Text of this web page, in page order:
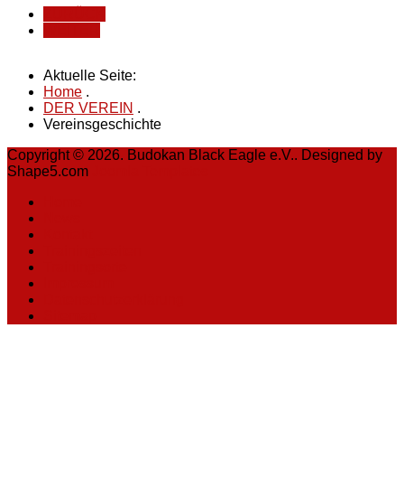
Aktuelle Seite:
Home .
DER VEREIN .
Vereinsgeschichte
Copyright © 2026. Budokan Black Eagle e.V.. Designed by
Shape5.com